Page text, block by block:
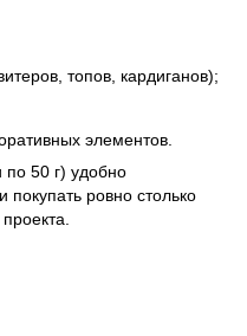
топов, кардиганов);
элементов.
50 г) удобно
покупать ровно столько